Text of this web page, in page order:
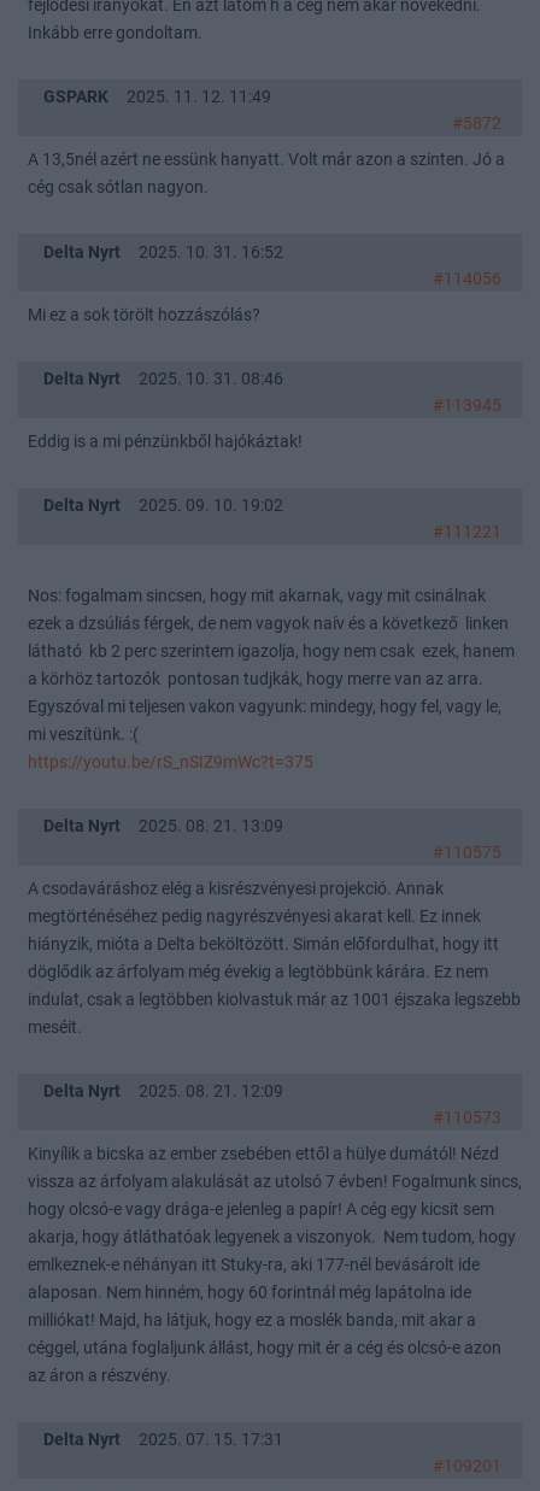
fejlődési iranyokat. Én azt látom h a cég nem akar növekedni.
Inkább erre gondoltam.
GSPARK
2025. 11. 12. 11:49
#5872
A 13,5nél azért ne essünk hanyatt. Volt már azon a szinten. Jó a
cég csak sótlan nagyon.
Delta Nyrt
2025. 10. 31. 16:52
#114056
Mi ez a sok törölt hozzászólás?
Delta Nyrt
2025. 10. 31. 08:46
#113945
Eddig is a mi pénzünkből hajókáztak!
Delta Nyrt
2025. 09. 10. 19:02
#111221
Nos: fogalmam sincsen, hogy mit akarnak, vagy mit csinálnak
ezek a dzsúliás férgek, de nem vagyok naív és a következő linken
látható kb 2 perc szerintem igazolja, hogy nem csak ezek, hanem
a körhöz tartozók pontosan tudjkák, hogy merre van az arra.
Egyszóval mi teljesen vakon vagyunk: mindegy, hogy fel, vagy le,
mi veszítünk. :(
https://youtu.be/rS_nSIZ9mWc?t=375
Delta Nyrt
2025. 08. 21. 13:09
#110575
A csodaváráshoz elég a kisrészvényesi projekció. Annak
megtörténéséhez pedig nagyrészvényesi akarat kell. Ez innek
hiányzik, mióta a Delta beköltözött. Simán előfordulhat, hogy itt
döglődik az árfolyam még évekig a legtöbbünk kárára. Ez nem
indulat, csak a legtöbben kiolvastuk már az 1001 éjszaka legszebb
meséit.
Delta Nyrt
2025. 08. 21. 12:09
#110573
Kinyílik a bicska az ember zsebében ettől a hülye dumától! Nézd
vissza az árfolyam alakulását az utolsó 7 évben! Fogalmunk sincs,
hogy olcsó-e vagy drága-e jelenleg a papír! A cég egy kicsit sem
akarja, hogy átláthatóak legyenek a viszonyok. Nem tudom, hogy
emlkeznek-e néhányan itt Stuky-ra, aki 177-nél bevásárolt ide
alaposan. Nem hinném, hogy 60 forintnál még lapátolna ide
milliókat! Majd, ha látjuk, hogy ez a moslék banda, mit akar a
céggel, utána foglaljunk állást, hogy mit ér a cég és olcsó-e azon
az áron a részvény.
Delta Nyrt
2025. 07. 15. 17:31
#109201